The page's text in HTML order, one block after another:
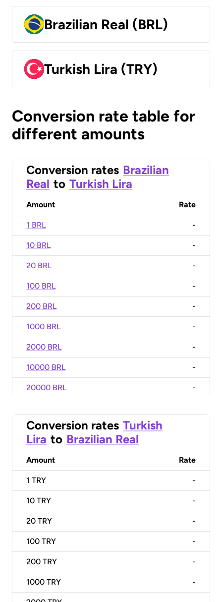
Brazilian Real (BRL)
Turkish Lira (TRY)
Conversion rate table for
different amounts
Conversion rates Brazilian
Real to Turkish Lira
Amount Rate
1 BRL -
10 BRL -
20 BRL -
100 BRL -
200 BRL -
1000 BRL -
2000 BRL -
10000 BRL -
20000 BRL -
Conversion rates Turkish
Lira to Brazilian Real
Amount Rate
1 TRY -
10 TRY -
20 TRY -
100 TRY -
200 TRY -
1000 TRY -